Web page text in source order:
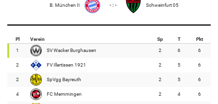
B. München II - : - Schweinfurt 05
Pl Verein Sp T Pkt
1 SV Wacker Burghausen 2 6 6
2 FV Illertissen 1921 2 5 6
2 SpVgg Bayreuth 2 5 6
4 FC Memmingen 2 4 6